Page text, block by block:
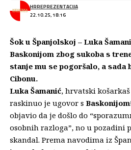
22.10.25, 18:16
HRREPREZENTACIJA
Šok u Španjolskoj – Luka
Baskonijom zbog sukoba s
stanje mu se pogoršalo, a sada
Cibonu.
Luka Šamanić, hrvatski
raskinuo je ugovor s Baskonijom
objavio da je došlo do
osobnih razloga”, no u pozadini
skandal. Prema navodima iz